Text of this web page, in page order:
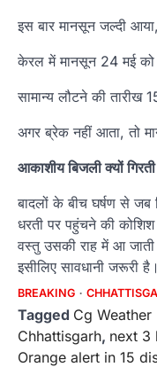
इस बार मानसून जल्दी
केरल में मानसून 24 मई को
सामान्य लौटने की तारीख
अगर ब्रेक नहीं आता, तो
आकाशीय बिजली क्यों
बादलों के बीच घर्षण से जब
धरती पर पहुंचने की कोशिश
वस्तु उसकी राह में आ
इसीलिए सावधानी जरूरी है।
BREAKING
Tagged Cg
Chhattisgarh, next 3
Orange alert in 15